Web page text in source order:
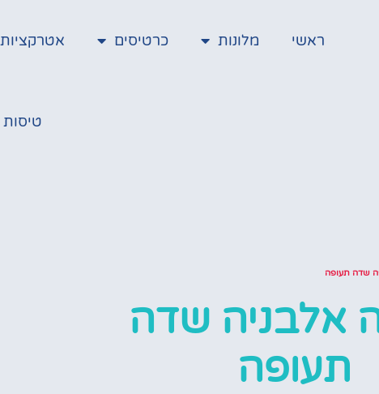
ראשי מלונות כרטיסים אטרקציות
טיסות
שדה תעופה
אלבניה שדה
תעופה